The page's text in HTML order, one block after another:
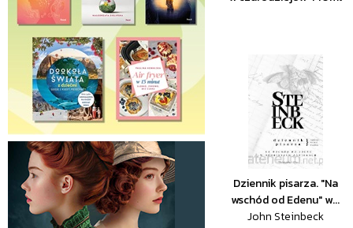
Dziennik pisarza. "Na
wschód od Edenu" w...
John Steinbeck